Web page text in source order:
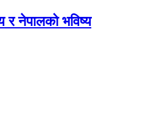
र नेपालको भविष्य